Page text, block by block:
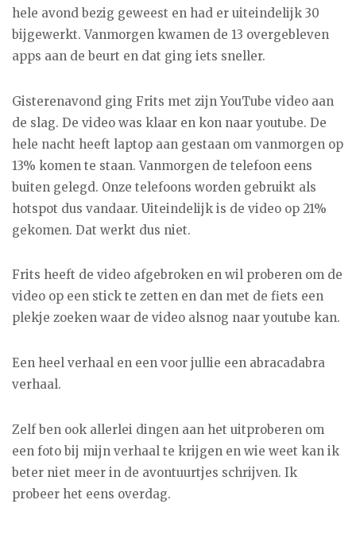
hele avond bezig geweest en had er uiteindelijk 30
bijgewerkt. Vanmorgen kwamen de 13 overgebleven
apps aan de beurt en dat ging iets sneller.
Gisterenavond ging Frits met zijn YouTube video aan
de slag. De video was klaar en kon naar youtube. De
hele nacht heeft laptop aan gestaan om vanmorgen op
13% komen te staan. Vanmorgen de telefoon eens
buiten gelegd. Onze telefoons worden gebruikt als
hotspot dus vandaar. Uiteindelijk is de video op 21%
gekomen. Dat werkt dus niet.
Frits heeft de video afgebroken en wil proberen om de
video op een stick te zetten en dan met de fiets een
plekje zoeken waar de video alsnog naar youtube kan.
Een heel verhaal en een voor jullie een abracadabra
verhaal.
Zelf ben ook allerlei dingen aan het uitproberen om
een foto bij mijn verhaal te krijgen en wie weet kan ik
beter niet meer in de avontuurtjes schrijven. Ik
probeer het eens overdag.